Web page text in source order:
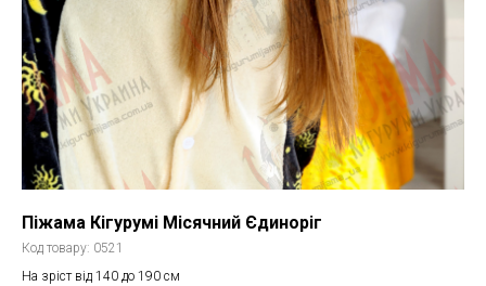
Піжама Кігурумі Місячний Єдиноріг
Код товару: 0521
На зріст від 140 до 190 см